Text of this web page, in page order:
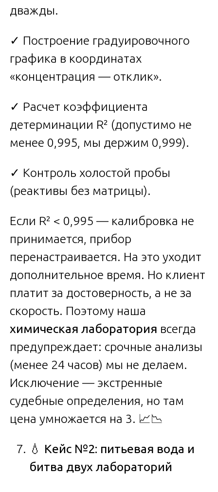
дважды.
✓ Построение градуировочного
графика в координатах
«концентрация — отклик».
✓ Расчет коэффициента
детерминации R² (допустимо не
менее 0,995, мы держим 0,999).
✓ Контроль холостой пробы
(реактивы без матрицы).
Если R² < 0,995 — калибровка не
принимается, прибор
перенастраивается. На это уходит
дополнительное время. Но клиент
платит за достоверность, а не за
скорость. Поэтому наша
химическая лаборатория всегда
предупреждает: срочные анализы
(менее 24 часов) мы не делаем.
Исключение — экстренные
судебные определения, но там
цена умножается на 3. 📈📉
💧 Кейс №2: питьевая вода и
битва двух лабораторий